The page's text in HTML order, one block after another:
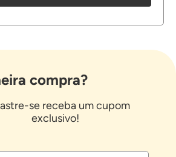
compra?
se receba um cupom
exclusivo!